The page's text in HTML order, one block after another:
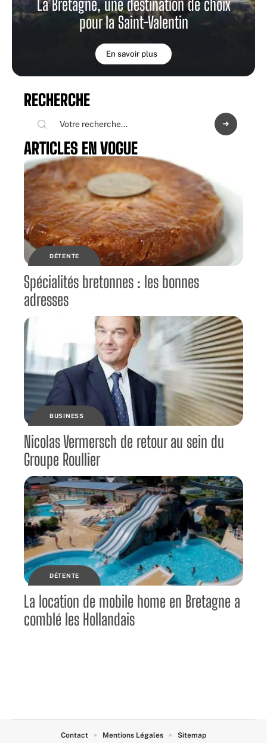
La Bretagne, une destination de choix
pour la Saint-Valentin
En savoir plus
RECHERCHE
ARTICLES EN VOGUE
DÉTENTE
Spécialités bretonnes : les bonnes
adresses
BUSINESS
Nicolas Vermersch de retour au sein du
Groupe Roullier
DÉTENTE
La location de mobile home en Bretagne a
comblé les Hollandais
Contact Mentions Légales Sitemap